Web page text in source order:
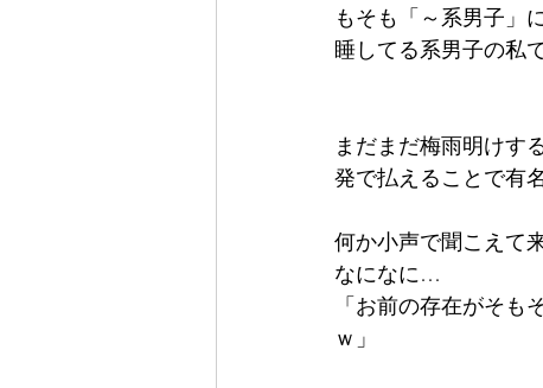
もそも「～系男子」
睡してる系男子の
まだまだ梅雨明けす
発で払えることで有
何か小声で聞こえて
なになに…
「お前の存在がそ
ｗ」